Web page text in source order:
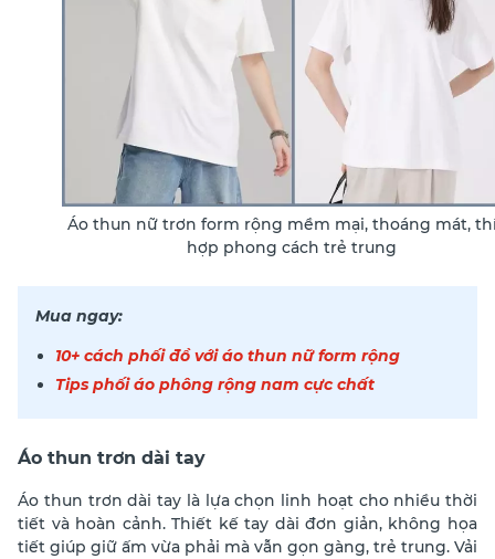
Áo thun nữ trơn form rộng mềm mại, thoáng mát,
hợp phong cách trẻ trung
Mua ngay:
10+ cách phối đồ với áo thun nữ form rộng
Tips phối áo phông rộng nam cực chất
Áo thun trơn dài tay
Áo thun trơn dài tay là lựa chọn linh hoạt cho nhiều thời
tiết và hoàn cảnh. Thiết kế tay dài đơn giản, không họa
tiết giúp giữ ấm vừa phải mà vẫn gọn gàng, trẻ trung. Vải